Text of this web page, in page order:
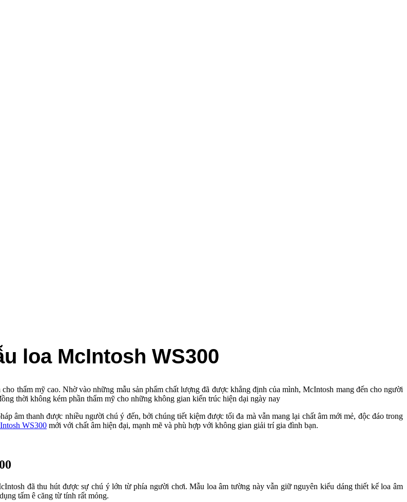
loa McIntosh WS300
thẩm mỹ cao. Nhờ vào những mẫu sản phẩm chất lượng đã được khẳng định của mình, McIntosh mang đến cho người
thời không kém phần thẩm mỹ cho những không gian kiến trúc hiện dại ngày nay
âm thanh được nhiều người chú ý đến, bởi chúng tiết kiệm được tối đa mà vẫn mang lại chất âm mới mẻ, độc đáo trong
WS300 mới với chất âm hiện đại, mạnh mẽ và phù hợp với không gian giải trí gia đình bạn.
đã thu hút được sự chú ý lớn từ phía người chơi. Mẫu loa âm tường này vẫn giữ nguyên kiểu dáng thiết kế loa âm
tấm ê căng từ tính rất mỏng.